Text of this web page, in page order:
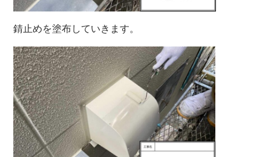
錆止めを塗布していきます。